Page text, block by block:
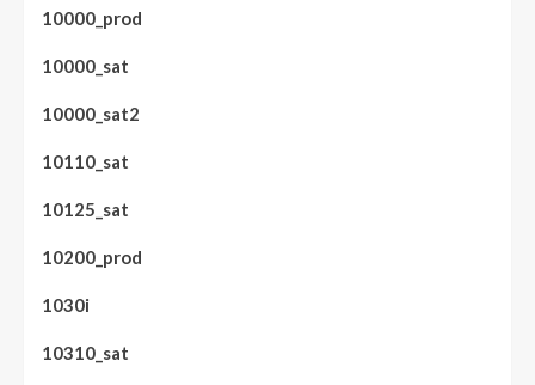
10000_prod
10000_sat
10000_sat2
10110_sat
10125_sat
10200_prod
1030i
10310_sat